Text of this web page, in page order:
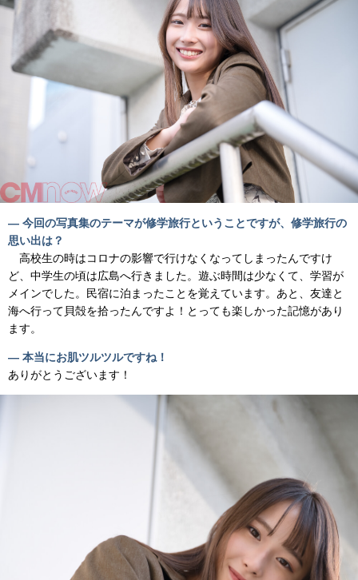
― 今回の写真集のテーマが修学旅行ということですが、修学旅行の
思い出は？
高校生の時はコロナの影響で行けなくなってしまったんですけ
ど、中学生の頃は広島へ行きました。遊ぶ時間は少なくて、学習が
メインでした。民宿に泊まったことを覚えています。あと、友達と
海へ行って貝殻を拾ったんですよ！とっても楽しかった記憶があり
ます。
― 本当にお肌ツルツルですね！
ありがとうございます！